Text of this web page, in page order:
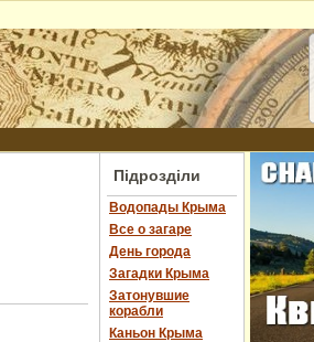
Підрозділи
Водопады Крыма
Все о загаре
День города
Загадки Крыма
Затонувшие
корабли
Каньон Крыма